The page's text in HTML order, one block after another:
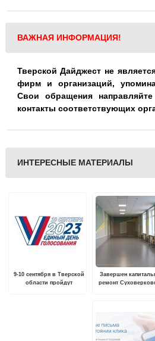
ВАЖНАЯ ИНФОРМАЦИЯ!
Тверской Дайджест не
фирм и организаций,
Свои обращения
контакты соответствующих
ИНТЕРЕСНЫЕ МАТЕРИАЛЫ
9-10 сентября в Тверской
области пройдут
Завершен
ремонт